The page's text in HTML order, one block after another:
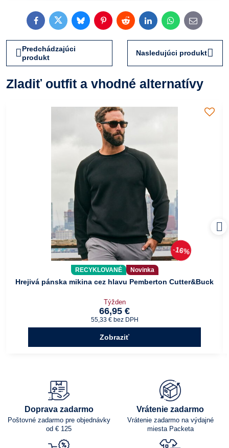
FacebookTwitterBlueskyPinterestRedditLinkedInWhatsApp
E-
mail
Predchádzajúci
produkt
Nasledujúci produkt
Zladiť outfit a vhodné alternatívy
16%
RECYKLOVANÉ Novinka
Hrejivá pánska mikina cez hlavu Pemberton Cutter&Buck
Týžden
66,95 €
55,33 € bez DPH
Zobraziť
Doprava zadarmo
Poštovné zadarmo pre objednávky
od € 125
Vrátenie zadarmo
Vrátenie zadarmo na výdajné
miesta Packeta